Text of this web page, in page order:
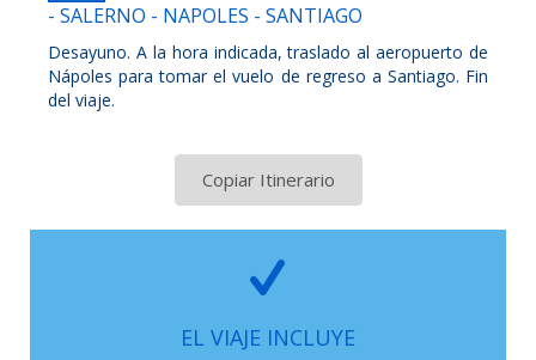
- SALERNO - NAPOLES - SANTIAGO
Desayuno. A la hora indicada, traslado al aeropuerto de
Nápoles para tomar el vuelo de regreso a Santiago. Fin
del viaje.
Copiar Itinerario
EL VIAJE INCLUYE